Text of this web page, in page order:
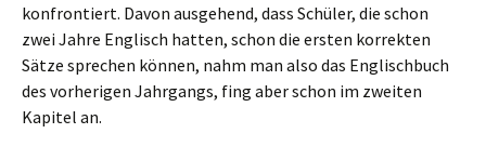
konfrontiert. Davon ausgehend, dass Schüler, die schon
zwei Jahre Englisch hatten, schon die ersten korrekten
Sätze sprechen können, nahm man also das Englischbuch
des vorherigen Jahrgangs, fing aber schon im zweiten
Kapitel an.